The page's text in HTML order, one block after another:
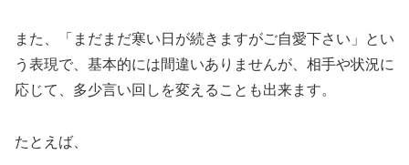
また、「まだまだ寒い日が続きますがご自愛下さい」とい
う表現で、基本的には間違いありませんが、相手や状況に
応じて、多少言い回しを変えることも出来ます。
たとえば、